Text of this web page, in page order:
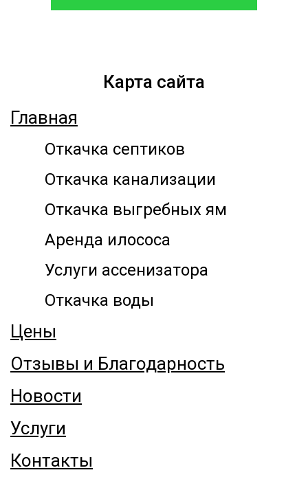
Карта сайта
Главная
Откачка септиков
Откачка канализации
Откачка выгребных ям
Аренда илососа
Услуги ассенизатора
Откачка воды
Цены
Отзывы и Благодарность
Новости
Услуги
Контакты